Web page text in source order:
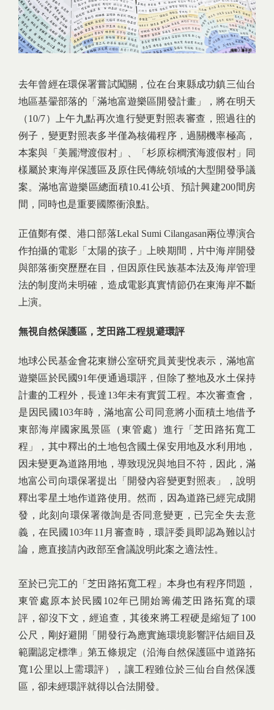
去年曾經在環保署嘗試闖關，位在台東縣成功鎮三仙台
地區基翬部落的「滿地富遊樂區開發計畫」，將在明天
（10/7）上午九點再次進行變更對照表審查，照過往的
例子，變更對照表多半僅為核備程序，過關機率極高，
本案與「美麗灣渡假村」、「杉原棕櫚濱海渡假村」同
樣屬於東海岸保護區及原住民傳統領域的大型開發爭議
案。滿地富遊樂區總面積10.41公頃、預計興建200間房
間，同時也是重要國際衝浪點。
正值鄭有傑、港口部落Lekal Sumi Cilangasan兩位導演合
作拍攝的電影「太陽的孩子」上映期間，片中海岸開發
與部落衝突歷歷在目，但因原住民族基本法及海岸管理
法的制度尚未明確，造成電影真實情節仍在東海岸不斷
上演。
無視自然保護區，芝田路工程規避環評
地球公民基金會花東辦公室研究員黃斐悅表示，滿地富
遊樂區於民國91年便通過環評，但除了整地及水土保持
計畫的工程外，長達13年未有實質工程。本次審查會，
是因民國103年時，滿地富公司同意將小面積土地借予
東部海岸國家風景區（東管處）進行「芝田路拓寬工
程」，其中釋出的土地包含國土保安用地及水利用地，
因未變更為道路用地，導致現況與地目不符，因此，滿
地富公司向環保署提出「開發內容變更對照表」，說明
釋出零星土地作道路使用。然而，因為道路已經完成開
發，此刻向環保署徵詢是否同意變更，已完全失去意
義，在民國103年11月審查時，環評委員即認為難以討
論，應直接請內政部至會議說明此案之適法性。
至於已完工的「芝田路拓寬工程」本身也有程序問題，
東管處原本於民國102年已開始籌備芝田路拓寬的環
評，卻沒下文，經追查，其後來將工程硬是縮短了100
公尺，剛好避開「開發行為應實施環境影響評估細目及
範圍認定標準」第五條規定（沿海自然保護區中道路拓
寬1公里以上需環評），讓工程雖位於三仙台自然保護
區，卻未經環評就得以合法開發。